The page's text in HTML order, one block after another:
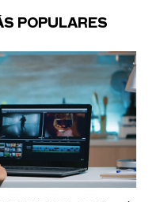
POPULARES